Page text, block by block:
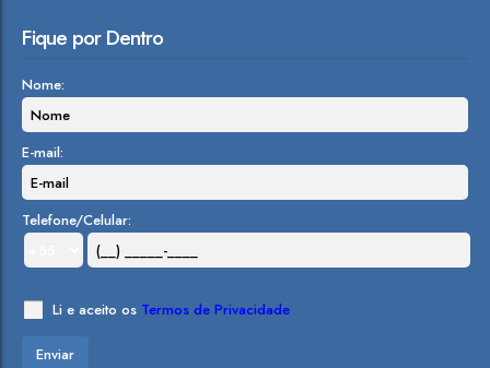
Fique por Dentro
Nome:
E-mail:
Telefone/Celular:
Li e aceito os Termos de Privacidade